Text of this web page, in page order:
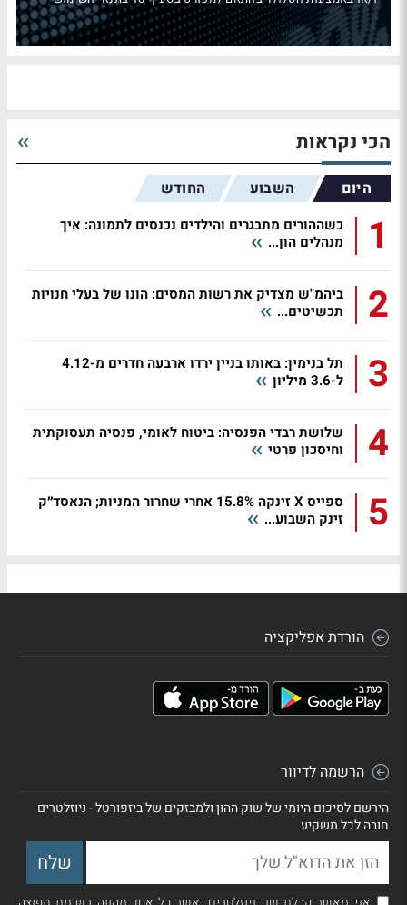
הכי נקראות
היום השבוע החודש
1
כשההורים מתבגרים והילדים נכנסים לתמונה: איך
מנהלים הון...
2
ביהמ"ש מצדיק את רשות המסים: הונו של בעלי חנויות
תכשיטים...
3
תל בנימין: באותו בניין ירדו ארבעה חדרים מ-4.12
ל-3.6 מיליון
4
שלושת רבדי הפנסיה: ביטוח לאומי, פנסיה תעסוקתית
וחיסכון פרטי
5
ספייס X זינקה 15.8% אחרי שחרור המניות; הנאסד״ק
זינק השבוע...
הורדת אפליקציה
הרשמה לדיוור
הירשם לסיכום היומי של שוק ההון ולמבזקים של ביזפורטל - ניוזלטרים
חובה לכל משקיע